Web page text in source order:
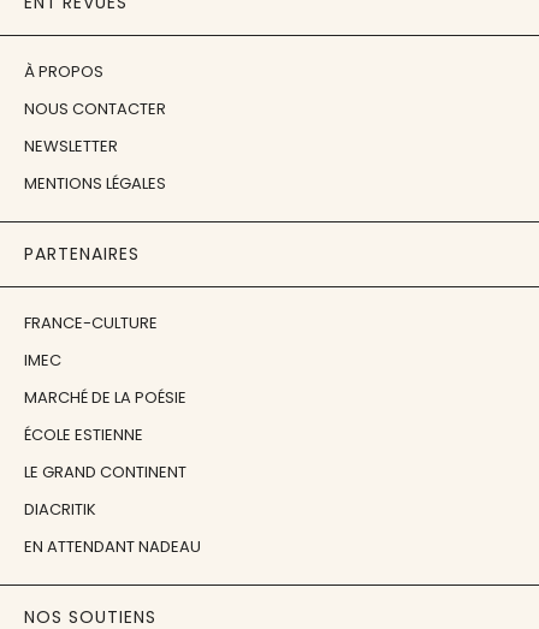
À PROPOS
NOUS CONTACTER
NEWSLETTER
MENTIONS LÉGALES
PARTENAIRES
FRANCE-CULTURE
IMEC
MARCHÉ DE LA POÉSIE
ÉCOLE ESTIENNE
LE GRAND CONTINENT
DIACRITIK
EN ATTENDANT NADEAU
NOS SOUTIENS